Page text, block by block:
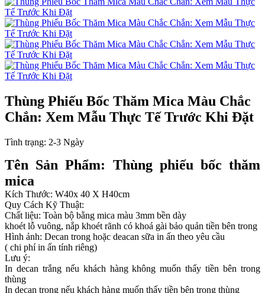
Thùng Phiếu Bốc Thăm Mica Màu Chắc
Chắn: Xem Mẫu Thực Tế Trước Khi Đặt
Tình trạng: 2-3 Ngày
Tên Sản Phẩm: Thùng phiếu bốc thăm
mica
Kích Thước: W40x 40 X H40cm
Quy Cách Kỹ Thuật:
Chất liệu: Toàn bộ bằng mica màu 3mm bền dày
khoét lỗ vuông, nắp khoét rãnh có khoá gài bảo quản tiền bên trong
Hình ảnh: Decan trong hoặc deacan sữa in ấn theo yêu cầu
( chi phí in ấn tính riêng)
Lưu ý:
In decan trắng nếu khách hàng không muốn thấy tiền bên trong
thùng
In decan trong nếu khách hàng muốn thấy tiền bên trong thùng